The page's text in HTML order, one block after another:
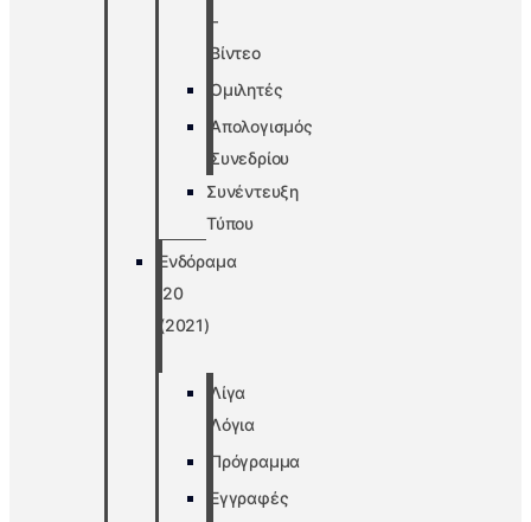
–
Βίντεο
Ομιλητές
Απολογισμός
Συνεδρίου
Συνέντευξη
Τύπου
Ενδόραμα
’20
(2021)
Λίγα
Λόγια
Πρόγραμμα
Εγγραφές